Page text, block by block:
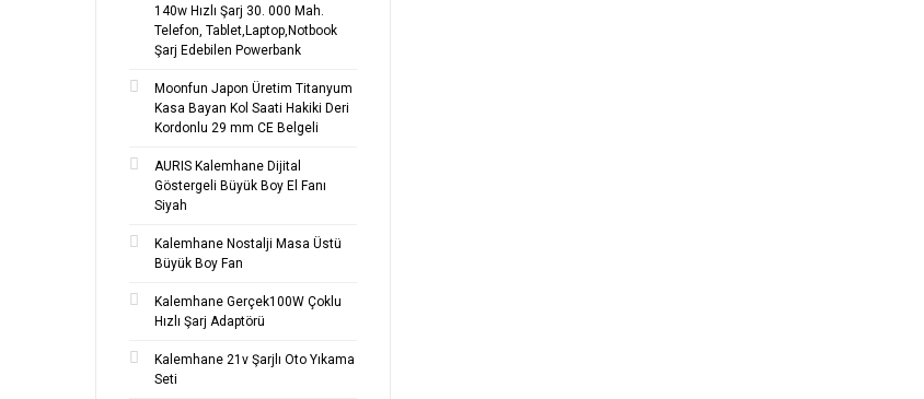
140w Hızlı Şarj 30. 000 Mah.
Telefon, Tablet,Laptop,Notbook
Şarj Edebilen Powerbank
Moonfun Japon Üretim Titanyum
Kasa Bayan Kol Saati Hakiki Deri
Kordonlu 29 mm CE Belgeli
AURIS Kalemhane Dijital
Göstergeli Büyük Boy El Fanı
Siyah
Kalemhane Nostalji Masa Üstü
Büyük Boy Fan
Kalemhane Gerçek100W Çoklu
Hızlı Şarj Adaptörü
Kalemhane 21v Şarjlı Oto Yıkama
Seti